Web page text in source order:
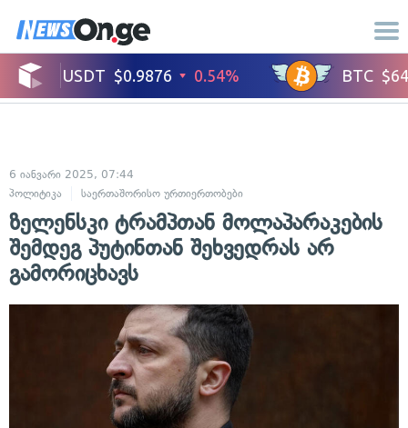
6 იანვარი 2025, 07:44
პოლიტიკა
საერთაშორისო ურთიერთობები
ზელენსკი ტრამპთან მოლაპარაკების
შემდეგ პუტინთან შეხვედრას არ
გამორიცხავს